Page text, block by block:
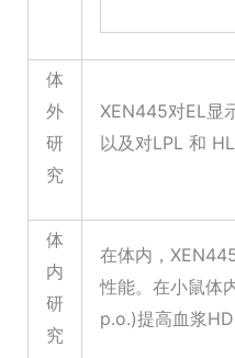
体
外
研
究
XEN445对EL显
以及对LPL 和 HL
体
内
研
究
在体内，
性能。在小鼠体
p.o.)提高血浆